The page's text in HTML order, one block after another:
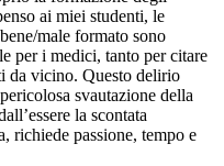
ai miei studenti, le
male formato sono
per i medici, tanto per citare
da vicino. Questo delirio
svautazione della
la scontata
richiede passione, tempo e